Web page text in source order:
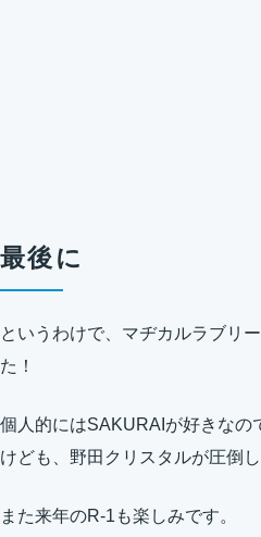
最後に
というわけで、マヂカルラブリ
た！
個人的にはSAKURAIが好きなの
けども、野田クリスタルが圧倒し
また来年のR-1も楽しみです。